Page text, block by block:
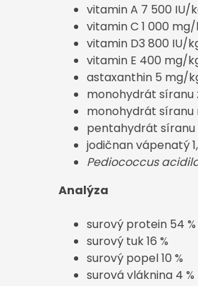
vitamin A 7 500 IU/
vitamin C 1 000
vitamin D3 800 IU/
vitamin E 400 mg/
astaxanthin 5 mg/
monohydrát síranu
monohydrát síranu
pentahydrát
jodičnan vápenatý
Pediococcus
Analýza
surový protein 54 %
surový tuk 16 %
surový popel 10 %
surová vláknina 4 %